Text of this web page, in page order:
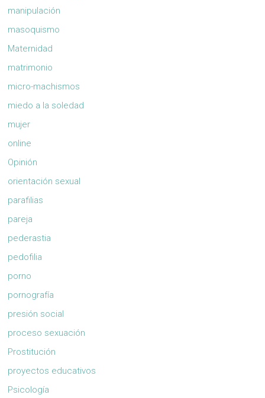
manipulación
masoquismo
Maternidad
matrimonio
micro-machismos
miedo a la soledad
mujer
online
Opinión
orientación sexual
parafilias
pareja
pederastia
pedofilia
porno
pornografía
presión social
proceso sexuación
Prostitución
proyectos educativos
Psicología